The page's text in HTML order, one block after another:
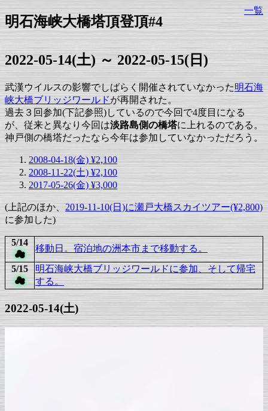
明石海峡大橋塔頂登頂#4
一覧
2022-05-14(土) ～ 2022-05-15(日)
武漢ウイルスの影響でしばらく開催されていなかった明石海
峡大橋ブリッジワールドが再開された。
過去３回参加(下記参照)しているので今回で4度目になる
が、従来と異なり今回は淡路島側の橋塔に上れるのである。
神戸側の橋塔だったなら今年は参加していなかっただろう。
2008-04-18(金) ¥2,100
2008-11-22(土) ¥2,100
2017-05-26(金) ¥3,000
(上記のほか、2019-11-10(日)に瀬戸大橋スカイツアー(¥2,800)
に参加した)
5/14
☁
移動日。宿泊地の洲本市まで移動する。
5/15
☁
明石海峡大橋ブリッジワールドに参加、そして帰宅
する。
2022-05-14(土)